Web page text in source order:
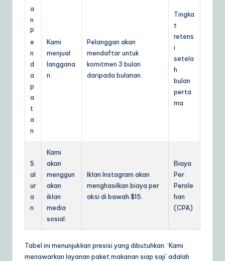
a
n
P
e
n
d
a
p
a
t
a
n
Kami
menjual
langgana
n.
Pelanggan akan
mendaftar untuk
komitmen 3 bulan
daripada bulanan.
Tingka
t
retens
i
setela
h
bulan
perta
ma
S
al
ur
a
n
Kami
akan
menggun
akan
iklan
media
sosial.
Iklan Instagram akan
menghasilkan biaya per
aksi di bawah $15.
Biaya
Per
Perole
han
(CPA)
Tabel ini menunjukkan presisi yang dibutuhkan. ‘Kami
menawarkan layanan paket makanan siap saji’ adalah